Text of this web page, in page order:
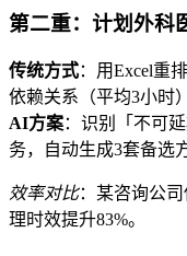
第二重：计划外科
传统方式：用Excel重
依赖关系（平均3小时）
AI方案：识别「不可
务，自动生成3套备选
效率对比：某咨询公
理时效提升83%。